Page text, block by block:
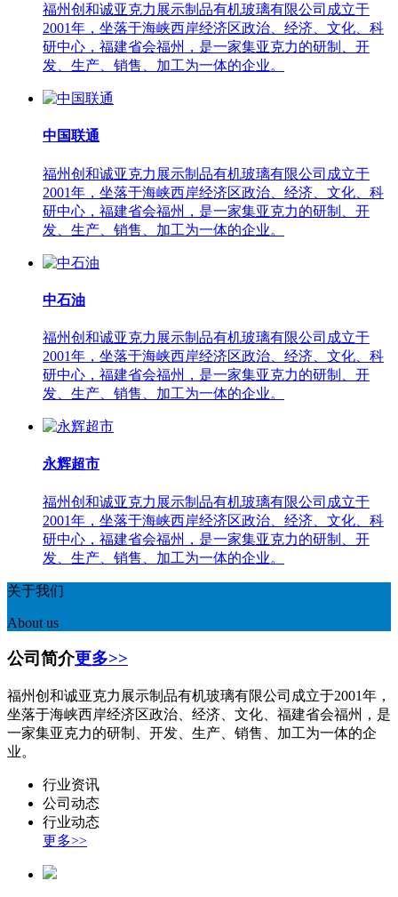
福州创和诚亚克力展示制品有机玻璃有限公司成立于
2001年，坐落于海峡西岸经济区政治、经济、文化、科
研中心，福建省会福州，是一家集亚克力的研制、开
发、生产、销售、加工为一体的企业。
中国联通
福州创和诚亚克力展示制品有机玻璃有限公司成立于
2001年，坐落于海峡西岸经济区政治、经济、文化、科
研中心，福建省会福州，是一家集亚克力的研制、开
发、生产、销售、加工为一体的企业。
中石油
福州创和诚亚克力展示制品有机玻璃有限公司成立于
2001年，坐落于海峡西岸经济区政治、经济、文化、科
研中心，福建省会福州，是一家集亚克力的研制、开
发、生产、销售、加工为一体的企业。
永辉超市
福州创和诚亚克力展示制品有机玻璃有限公司成立于
2001年，坐落于海峡西岸经济区政治、经济、文化、科
研中心，福建省会福州，是一家集亚克力的研制、开
发、生产、销售、加工为一体的企业。
关于我们
About us
公司简介更多>>
福州创和诚亚克力展示制品有机玻璃有限公司成立于2001年，
坐落于海峡西岸经济区政治、经济、文化、福建省会福州，是
一家集亚克力的研制、开发、生产、销售、加工为一体的企
业。
行业资讯
公司动态
行业动态
更多>>